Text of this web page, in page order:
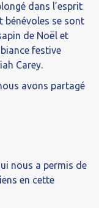
dans l’esprit
bénévoles se sont
de Noël et
festive
Carey.
avons partagé
nous a permis de
en cette